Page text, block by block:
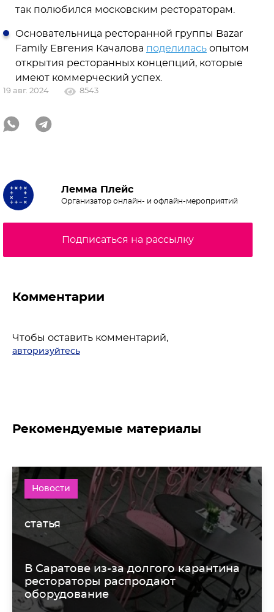
так полюбился московским рестораторам.
Основательница ресторанной группы Bazar
Family Евгения Качалова поделилась опытом
открытия ресторанных концепций, которые
имеют коммерческий успех.
19 авг. 2024 8543
Лемма Плейс
Организатор онлайн- и офлайн-мероприятий
Подписаться на рассылку
Комментарии
Чтобы оставить комментарий,
авторизуйтесь
Рекомендуемые материалы
Новости
статья
В Саратове из-за долгого карантина
рестораторы распродают
оборудование